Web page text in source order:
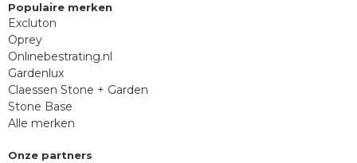
Populaire merken
Excluton
Oprey
Onlinebestrating.nl
Gardenlux
Claessen Stone + Garden
Stone Base
Alle merken
Onze partners